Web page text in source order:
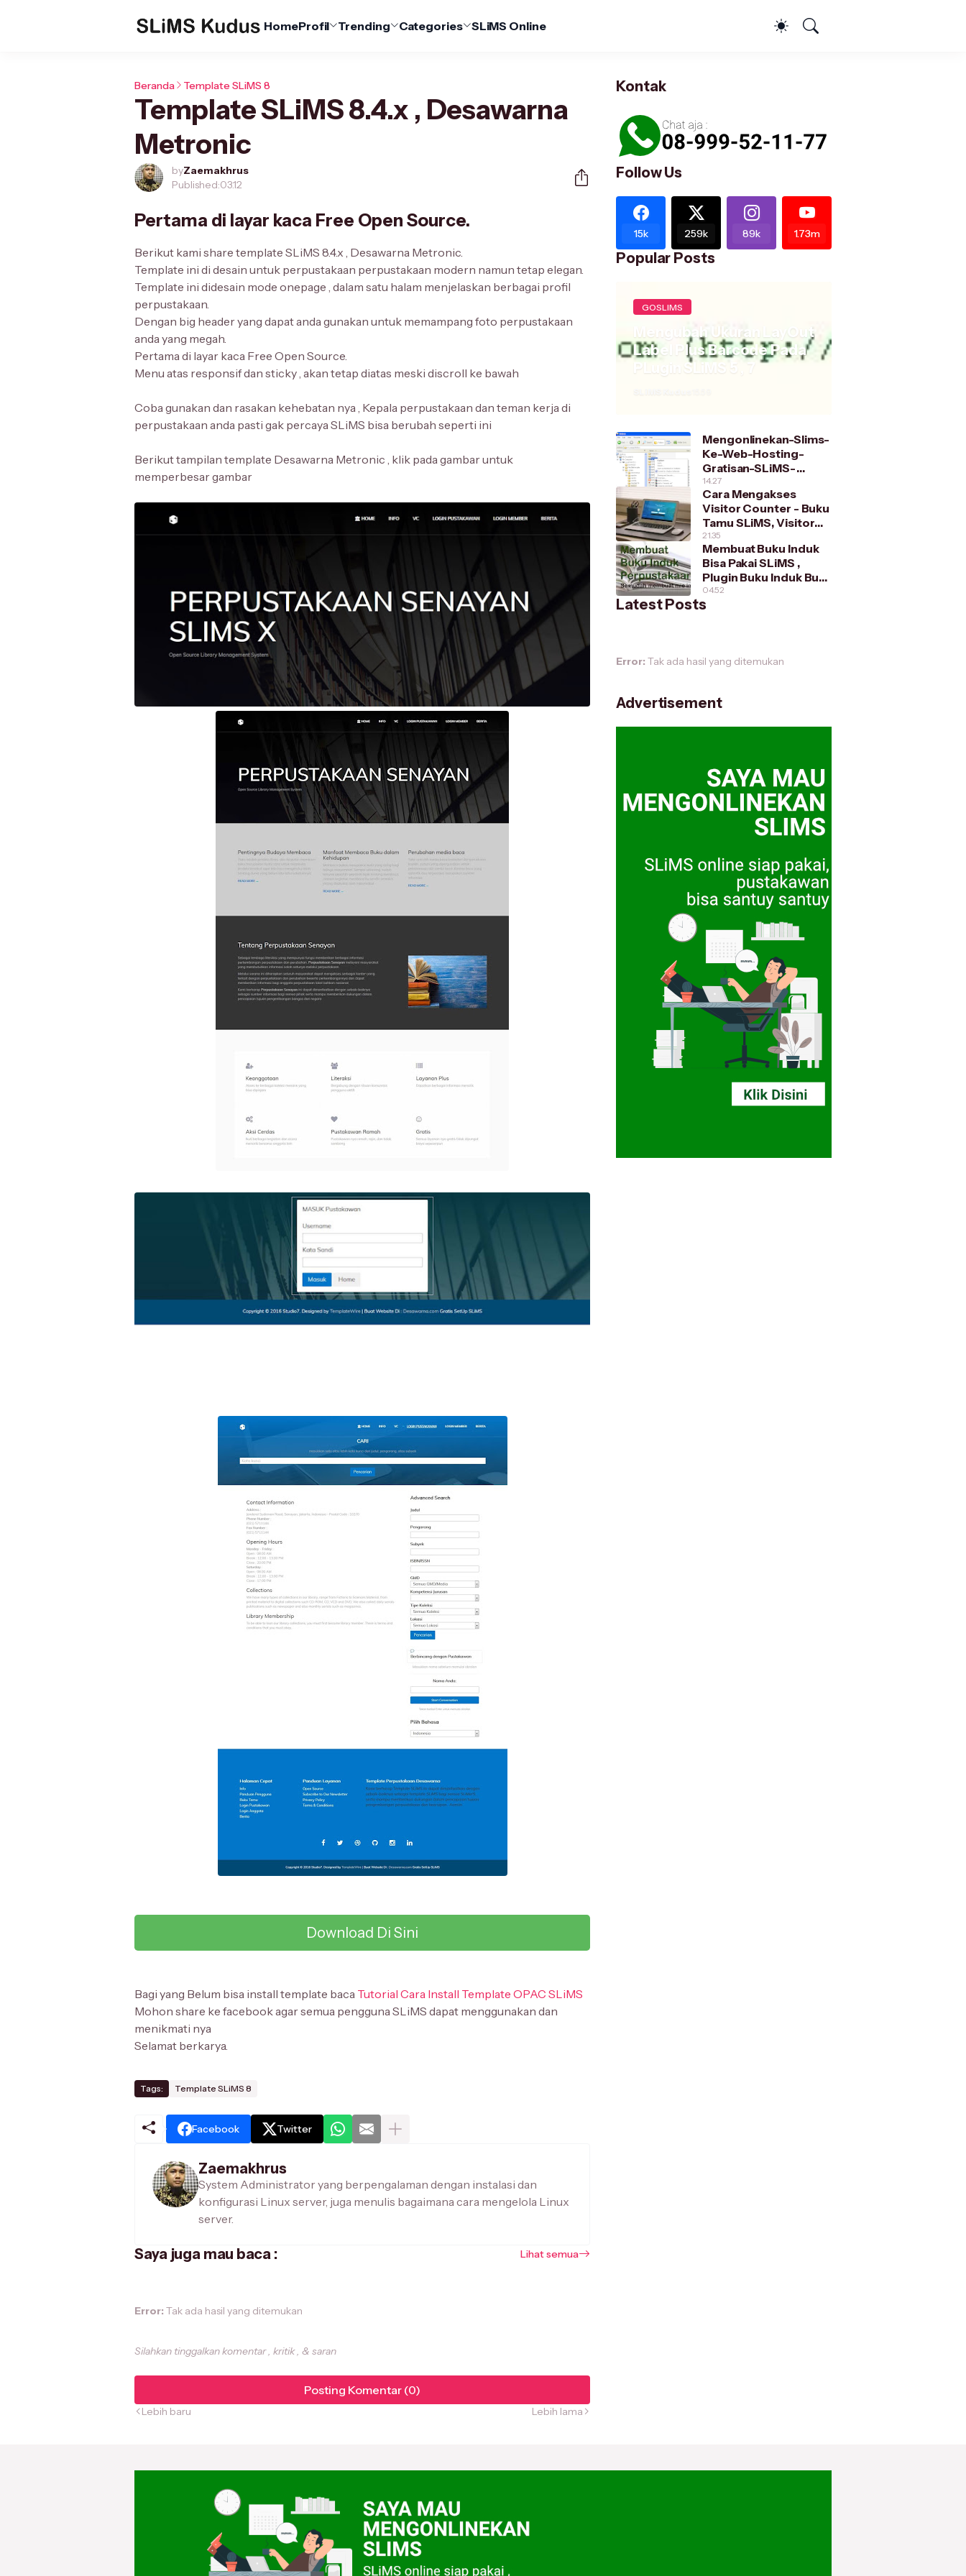
HomeProfil Trending Categories SLiMS Online
Beranda Template SLiMS 8
Template SLiMS 8.4.x , Desawarna
Metronic
byZaemakhrus
Published:03.12
Pertama di layar kaca Free Open Source.
Berikut kami share template SLiMS 8.4.x , Desawarna Metronic.
Template ini di desain untuk perpustakaan perpustakaan modern namun tetap elegan.
Template ini didesain mode onepage , dalam satu halam menjelaskan berbagai profil
perpustakaan.
Dengan big header yang dapat anda gunakan untuk memampang foto perpustakaan
anda yang megah.
Pertama di layar kaca Free Open Source.
Menu atas responsif dan sticky , akan tetap diatas meski discroll ke bawah
Coba gunakan dan rasakan kehebatan nya , Kepala perpustakaan dan teman kerja di
perpustakaan anda pasti gak percaya SLiMS bisa berubah seperti ini
Berikut tampilan template Desawarna Metronic , klik pada gambar untuk
memperbesar gambar
Download Di Sini
Bagi yang Belum bisa install template baca Tutorial Cara Install Template OPAC SLiMS
Mohon share ke facebook agar semua pengguna SLiMS dapat menggunakan dan
menikmati nya
Selamat berkarya.
Tags: Template SLiMS 8
Facebook Twitter
Zaemakhrus
System Administrator yang berpengalaman dengan instalasi dan
konfigurasi Linux server, juga menulis bagaimana cara mengelola Linux
server.
Saya juga mau baca : Lihat semua
Error: Tak ada hasil yang ditemukan
Silahkan tinggalkan komentar , kritik , & saran
Posting Komentar (0)
Lebih baru Lebih lama
Kontak
Follow Us
15k 259k 89k 1.73m
Popular Posts
GOSLIMS
Mengubah Ukuran LayOut
Label Plus Barcode Pada
PLugin SLiMS 5 , 7
Mengonlinekan-Slims-
Ke-Web-Hosting-
Gratisan-SLiMS-
Kudus/
14.27
Cara Mengakses
Visitor Counter - Buku
Tamu SLiMS, Visitor
Counter Series 1
21.35
Membuat Buku Induk
Bisa Pakai SLiMS ,
Plugin Buku Induk Buat
SLiMS 7 dan SLiMS 5
04.52
Latest Posts
Error: Tak ada hasil yang ditemukan
Advertisement